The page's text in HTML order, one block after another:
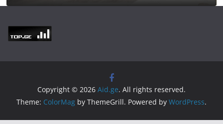
Copyright © 2026 Aid.ge. All rights reserved.
Theme: ColorMag by ThemeGrill. Powered by WordPress.